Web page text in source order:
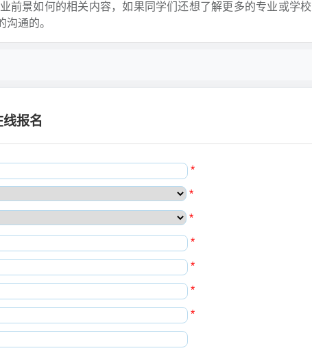
前景如何的相关内容，如果同学们还想了解更多的专业或学校
通的。
线报名
*
*
*
*
*
*
*